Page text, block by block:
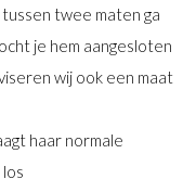
twee maten ga
je hem aangesloten
wij ook een maat
haar normale